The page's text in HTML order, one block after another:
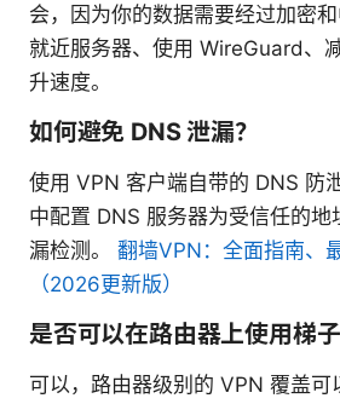
会，因为你的数据需要经过加密
就近服务器、使用 WireGuard、
升速度。
如何避免 DNS 泄漏？
使用 VPN 客户端自带的 DNS 防
中配置 DNS 服务器为受信任的地
漏检测。 翻墙VPN：全面指南、
（2026更新版）
是否可以在路由器上使用梯子
可以，路由器级别的 VPN 覆盖可